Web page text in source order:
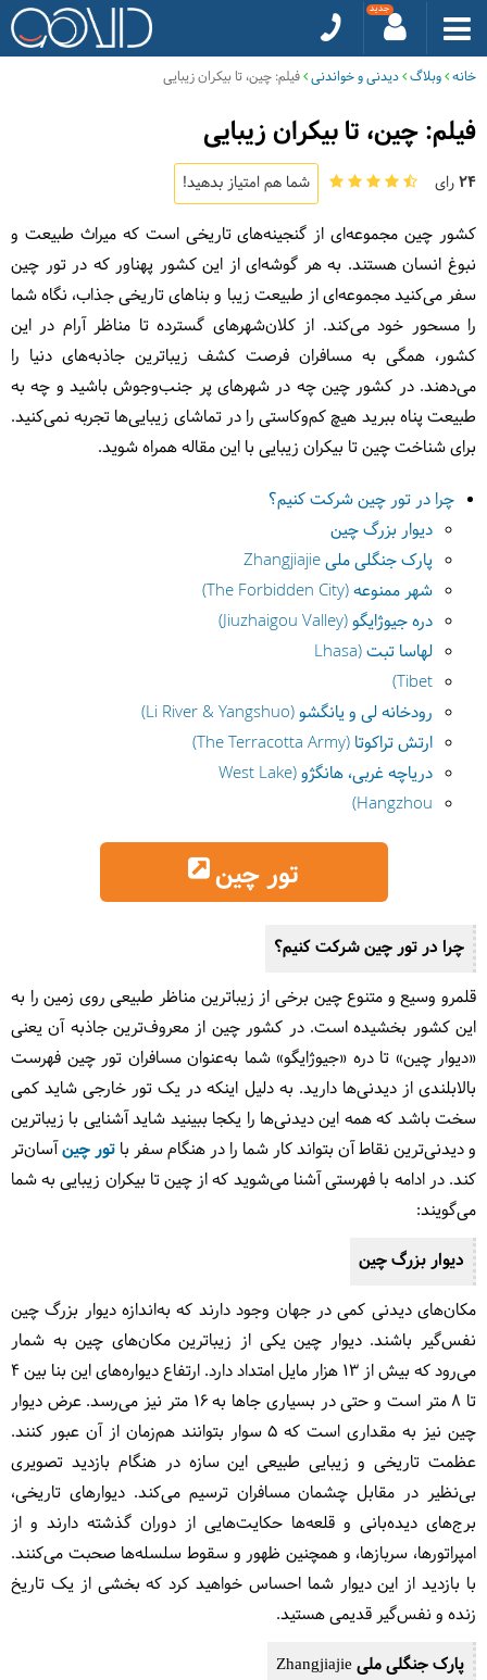
خانه وبلاگ دیدنی و خواندنی فیلم: چین، تا بیکران زیبایی
فیلم: چین، تا بیکران زیبایی
24رای شما هم امتیاز بدهید!
کشور چین مجموعه‌ای از گنجینه‌های تاریخی است که میراث طبیعت و
نبوغ انسان هستند. به هر گوشه‌ای از این کشور پهناور که در تور چین
سفر می‌کنید مجموعه‌ای از طبیعت زیبا و بناهای تاریخی جذاب، نگاه شما
را مسحور خود می‌کند. از کلان‌شهرهای گسترده تا مناظر آرام در این
کشور، همگی به مسافران فرصت کشف زیباترین جاذبه‌های دنیا را
می‌دهند. در کشور چین چه در شهرهای پر جنب‌وجوش باشید و چه به
طبیعت پناه ببرید هیچ کم‌وکاستی را در تماشای زیبایی‌ها تجربه نمی‌کنید.
برای شناخت چین تا بیکران زیبایی با این مقاله همراه شوید.
چرا در تور چین شرکت کنیم؟
دیوار بزرگ چین
پارک جنگلی ملی Zhangjiajie
شهر ممنوعه (The Forbidden City)
دره جیوژایگو (Jiuzhaigou Valley)
لهاسا تبت (Lhasa
Tibet)
رودخانه لی و یانگشو (Li River & Yangshuo)
ارتش تراکوتا (The Terracotta Army)
دریاچه غربی، هانگژو (West Lake
Hangzhou)
تور چین
چرا در تور چین شرکت کنیم؟
قلمرو وسیع و متنوع چین برخی از زیباترین مناظر طبیعی روی زمین را به
این کشور بخشیده‌ است. در کشور چین از معروف‌ترین جاذبه آن یعنی
«دیوار چین» تا دره «جیوژایگو» شما به‌عنوان مسافران تور چین فهرست
بالابلندی از دیدنی‌ها دارید. به دلیل اینکه در یک تور خارجی شاید کمی
سخت باشد که همه این دیدنی‌ها را یکجا ببینید شاید آشنایی با زیباترین
و دیدنی‌ترین نقاط آن بتواند کار شما را در هنگام سفر با تور چینآسان‌تر
کند. در ادامه با فهرستی آشنا می‌شوید که از چین تا بیکران زیبایی به شما
می‌گویند:
دیوار بزرگ چین
مکان‌های دیدنی کمی در جهان وجود دارند که به‌اندازه دیوار بزرگ چین
نفس‌گیر باشند. دیوار چین یکی از زیباترین مکان‌های چین به شمار
می‌رود که بیش از ۱۳ هزار مایل امتداد دارد. ارتفاع دیواره‌های این بنا بین ۴
تا ۸ متر است و حتی در بسیاری جاها به ۱۶ متر نیز می‌رسد. عرض دیوار
چین نیز به مقداری است که ۵ سوار بتوانند هم‌زمان از آن عبور کنند.
عظمت تاریخی و زیبایی طبیعی این سازه در هنگام بازدید تصویری
بی‌نظیر در مقابل چشمان مسافران ترسیم می‌کند. دیوارهای تاریخی،
برج‌های دیده‌بانی و قلعه‌ها حکایت‌هایی از دوران گذشته دارند و از
امپراتورها، سربازها، و همچنین ظهور و سقوط سلسله‌ها صحبت می‌کنند.
با بازدید از این دیوار شما احساس خواهید کرد که بخشی از یک تاریخ
زنده و نفس‌گیر قدیمی هستید.
پارک جنگلی ملی Zhangjiajie